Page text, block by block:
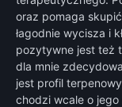
oraz pomaga
łagodnie wycisza i
pozytywne jest też
dla mnie
jest profil
chodzi wcale o